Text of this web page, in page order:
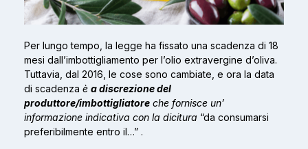
Per lungo tempo, la legge ha fissato una scadenza di 18
mesi dall’imbottigliamento per l’olio extravergine d’oliva.
Tuttavia, dal 2016, le cose sono cambiate, e ora la data
di scadenza è a discrezione del
produttore/imbottigliatore che fornisce un’
informazione indicativa con la dicitura “da consumarsi
preferibilmente entro il…” .